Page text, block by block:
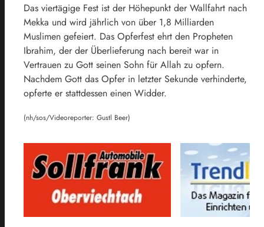
Das viertägige Fest ist der Höhepunkt der Wallfahrt nach
Mekka und wird jährlich von über 1,8 Milliarden
Muslimen gefeiert. Das Opferfest ehrt den Propheten
Ibrahim, der der Überlieferung nach bereit war in
Vertrauen zu Gott seinen Sohn für Allah zu opfern.
Nachdem Gott das Opfer in letzter Sekunde verhinderte,
opferte er stattdessen einen Widder.
(nh/sos/Videoreporter: Gustl Beer)